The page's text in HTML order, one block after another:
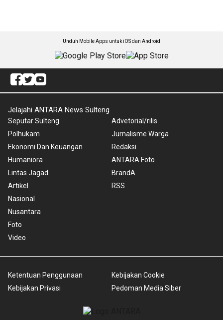
Unduh Mobile Apps untuk iOS dan Android
Jelajahi ANTARA News Sulteng
Seputar Sulteng
Polhukam
Ekonomi Dan Keuangan
Humaniora
Lintas Jagad
Artikel
Nasional
Nusantara
Foto
Video
Advetorial/rilis
Jurnalisme Warga
Redaksi
ANTARA Foto
BrandA
RSS
Ketentuan Penggunaan
Kebijakan Privasi
Kebijakan Cookie
Pedoman Media Siber